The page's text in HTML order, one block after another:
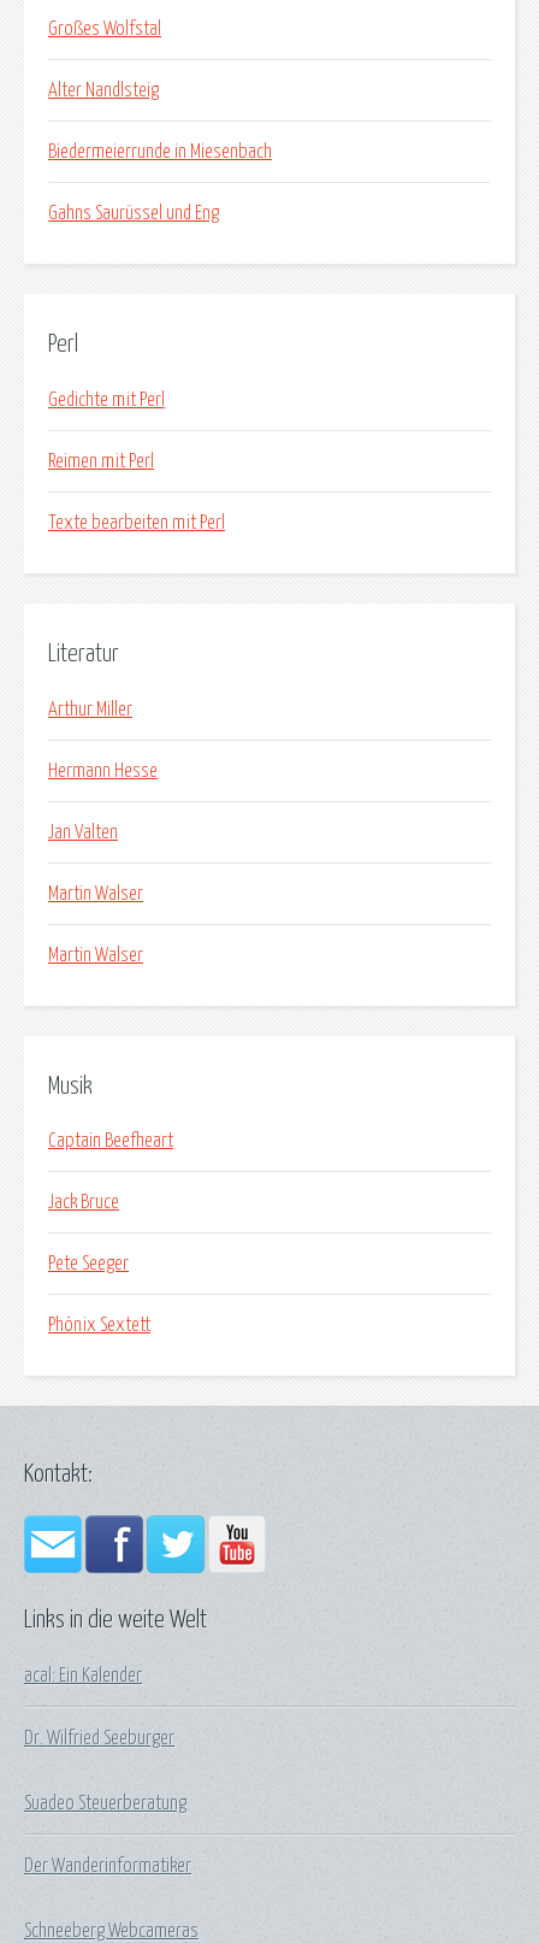
Großes Wolfstal
Alter Nandlsteig
Biedermeierrunde in Miesenbach
Gahns Saurüssel und Eng
Perl
Gedichte mit Perl
Reimen mit Perl
Texte bearbeiten mit Perl
Literatur
Arthur Miller
Hermann Hesse
Jan Valten
Martin Walser
Martin Walser
Musik
Captain Beefheart
Jack Bruce
Pete Seeger
Phönix Sextett
Links in die weite Welt
acal: Ein Kalender
Dr. Wilfried Seeburger
Suadeo Steuerberatung
Der Wanderinformatiker
Schneeberg Webcameras
Kontakt: